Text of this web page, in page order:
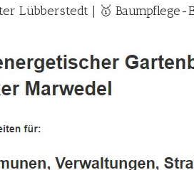
Lübberstedt | 🥇